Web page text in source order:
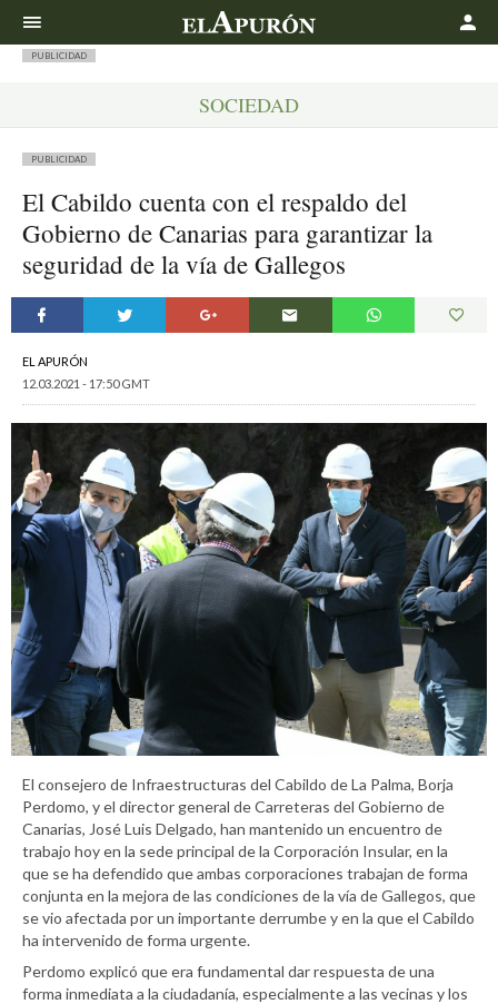
PUBLICIDAD
SOCIEDAD
PUBLICIDAD
El Cabildo cuenta con el respaldo del
Gobierno de Canarias para garantizar la
seguridad de la vía de Gallegos
EL APURÓN
12.03.2021 - 17:50 GMT
El consejero de Infraestructuras del Cabildo de La Palma, Borja
Perdomo, y el director general de Carreteras del Gobierno de
Canarias, José Luis Delgado, han mantenido un encuentro de
trabajo hoy en la sede principal de la Corporación Insular, en la
que se ha defendido que ambas corporaciones trabajan de forma
conjunta en la mejora de las condiciones de la vía de Gallegos, que
se vio afectada por un importante derrumbe y en la que el Cabildo
ha intervenido de forma urgente.
Perdomo explicó que era fundamental dar respuesta de una
forma inmediata a la ciudadanía, especialmente a las vecinas y los